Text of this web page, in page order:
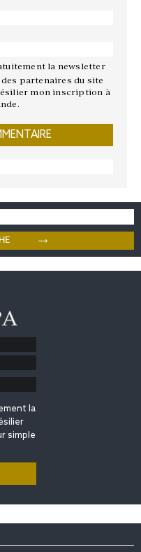
la newsletter
partenaires du site
mon inscription à
la
simple